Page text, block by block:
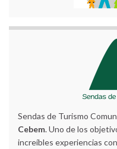
Sendas de Turismo
Cebem. Uno de los
increíbles experiencias